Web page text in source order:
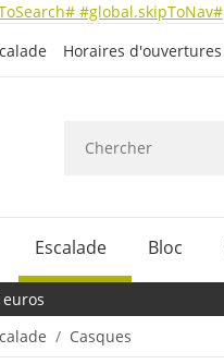
#global.skipToNav#
Horaires d'ouvertures
Escalade Bloc
Casques